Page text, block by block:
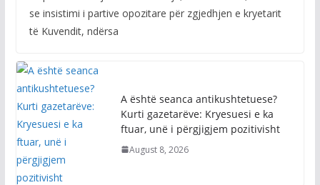
se insistimi i partive opozitare për zgjedhjen e kryetarit
të Kuvendit, ndërsa
A është seanca antikushtetuese?
Kurti gazetarëve: Kryesuesi e ka
ftuar, unë i përgjigjem pozitivisht
August 8, 2026